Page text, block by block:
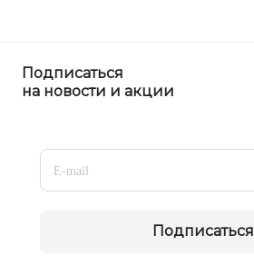
Подписаться
на новости и акции
Подписаться